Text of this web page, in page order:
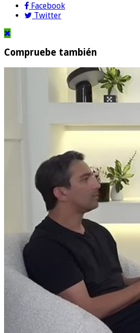
Facebook
Twitter
Compruebe también